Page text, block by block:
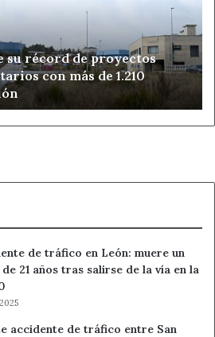
su récord de proyectos
con más de 1.210
de tráfico en León: muere un
21 años tras salirse de la vía en la
accidente de tráfico entre San